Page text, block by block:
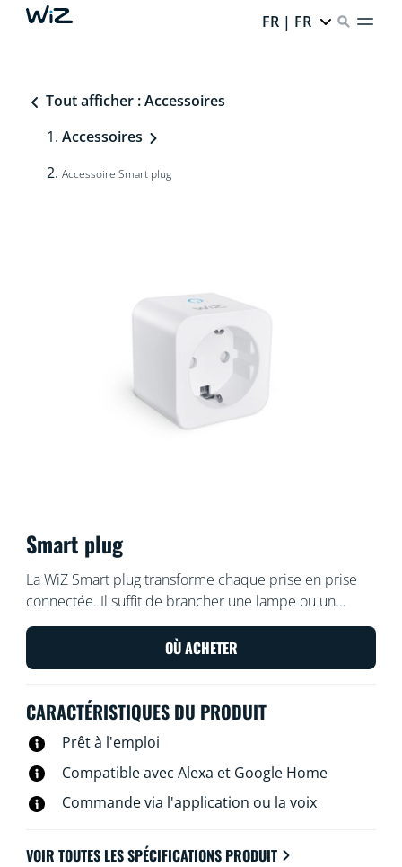
FR | FR
Tout afficher : Accessoires
Accessoires
Accessoire Smart plug
Smart plug
La WiZ Smart plug transforme chaque prise en prise
connectée. Il suffit de brancher une lampe ou un
appareil standard dessus pour pouvoir les commander
via votre smartphone ou la voix. Pour économiser
l'énergie, vous pouvez aussi créer des routines
appareils. Vous ne vous demanderez plus jamais si
partant de chez vous, il vous suffira de vérifier sur votre
smartphone.
OÙ ACHETER
CARACTÉRISTIQUES DU PRODUIT
Prêt à l'emploi
Compatible avec Alexa et Google Home
Commande via l'application ou la voix
VOIR TOUTES LES SPÉCIFICATIONS PRODUIT